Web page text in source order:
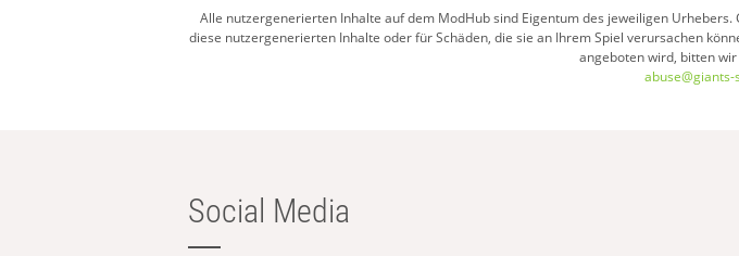
Alle nutzergenerierten Inhalte auf dem ModHub sind Eigentum des jeweiligen
diese nutzergenerierten Inhalte oder für Schäden, die sie an Ihrem Spiel verursachen
angeboten wird, bitten
Social Media